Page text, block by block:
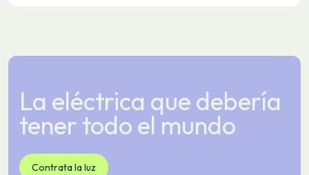
La eléctrica que debería
tener todo el mundo
Contrata la luz